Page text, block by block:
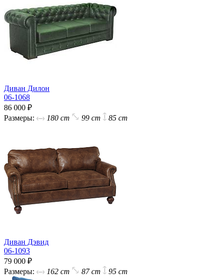
Диван Дилон
06-1068
86 000 ₽
Размеры:
180 cm 99 cm 85 cm
Диван Дэвид
06-1093
79 000 ₽
Размеры:
162 cm 87 cm 95 cm